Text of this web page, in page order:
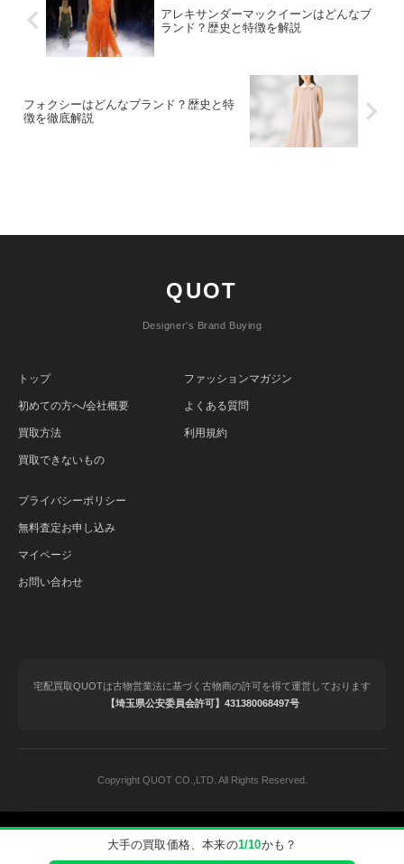
大手の買取価格、本来の1/10かも？
アレキサンダーマックイーンはどんなブ
ランド？歴史と特徴を解説
フォクシーはどんなブランド？歴史と特
徴を徹底解説
QUOT
Designer's Brand Buying
トップ
初めての方へ/会社概要
買取方法
買取できないもの
ファッションマガジン
よくある質問
利用規約
プライバシーポリシー
無料査定お申し込み
マイページ
お問い合わせ
宅配買取QUOTは古物営業法に基づく古物商の許可を得て運営しております
【埼玉県公安委員会許可】431380068497号
Copyright QUOT CO.,LTD. All Rights Reserved.
© 2020-2025 QUOT（クオット）｜ブランド品の宅配買取.